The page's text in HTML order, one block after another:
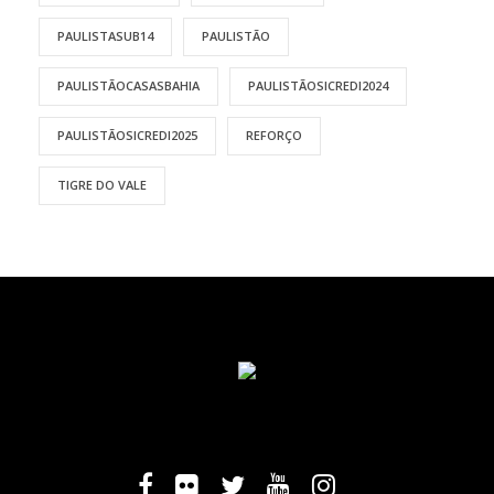
PAULISTASUB14 PAULISTÃO
PAULISTÃOCASASBAHIA PAULISTÃOSICREDI2024
PAULISTÃOSICREDI2025 REFORÇO
TIGRE DO VALE